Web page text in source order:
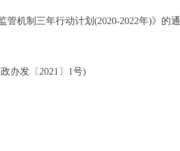
机制三年行动计划(2020-2022年)》的通
办发〔2021〕1号)